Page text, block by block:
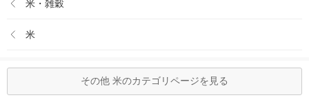
米・雑穀
米
その他 米のカテゴリページを見る